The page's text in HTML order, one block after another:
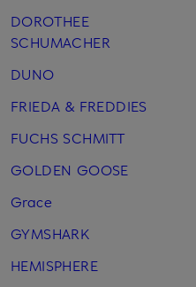
DOROTHEE
SCHUMACHER
DUNO
FRIEDA & FREDDIES
FUCHS SCHMITT
GOLDEN GOOSE
Grace
GYMSHARK
HEMISPHERE